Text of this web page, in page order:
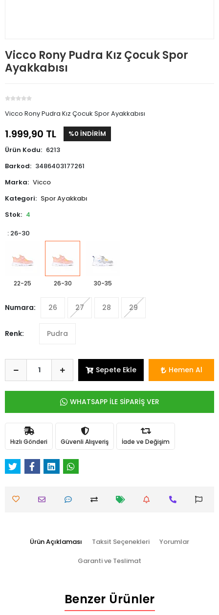
Vicco Rony Pudra Kız Çocuk Spor
Ayakkabısı
Vicco Rony Pudra Kız Çocuk Spor Ayakkabısı
1.999,90 TL
%0 İNDİRİM
Ürün Kodu: 6213
Barkod: 3486403177261
Marka: Vicco
Kategori: Spor Ayakkabı
Stok: 4
: 26-30
22-25 26-30 30-35
Numara: 26 27 28 29
Renk: Pudra
Sepete Ekle Hemen Al
WHATSAPP İLE SİPARİŞ VER
Hızlı Gönderi Güvenli Alışveriş İade ve Değişim
Ürün Açıklaması Taksit Seçenekleri Yorumlar
Garanti ve Teslimat
Benzer Ürünler